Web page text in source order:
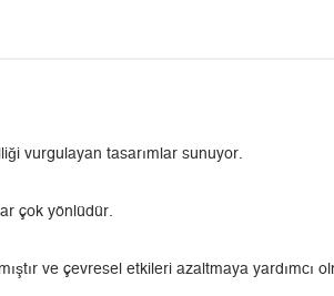
vurgulayan tasarımlar sunuyor.
çok yönlüdür.
ve çevresel etkileri azaltmaya yardımcı